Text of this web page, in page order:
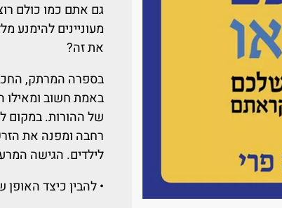
גם אתם כמו כולם
מעוניינים להימנע
את זה?
בספרה המרתק,
באמת חשוב ומאילו
של ההורות. במקום
רחבה ומפנה את
לילדים. הגישה
• להבין כיצד